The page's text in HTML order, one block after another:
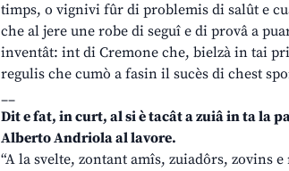
timps, o vignivi fûr di problemis di salût e
che al jere une robe di seguî e di provâ a
inventât: int di Cremone che, bielzà in tai
regulis che cumò a fasin il sucès di chest
__
Dit e fat, in curt, al si è tacât a zuiâ in ta la
Alberto Andriola al lavore.
“A la svelte, zontant amîs, zuiadôrs, zovins